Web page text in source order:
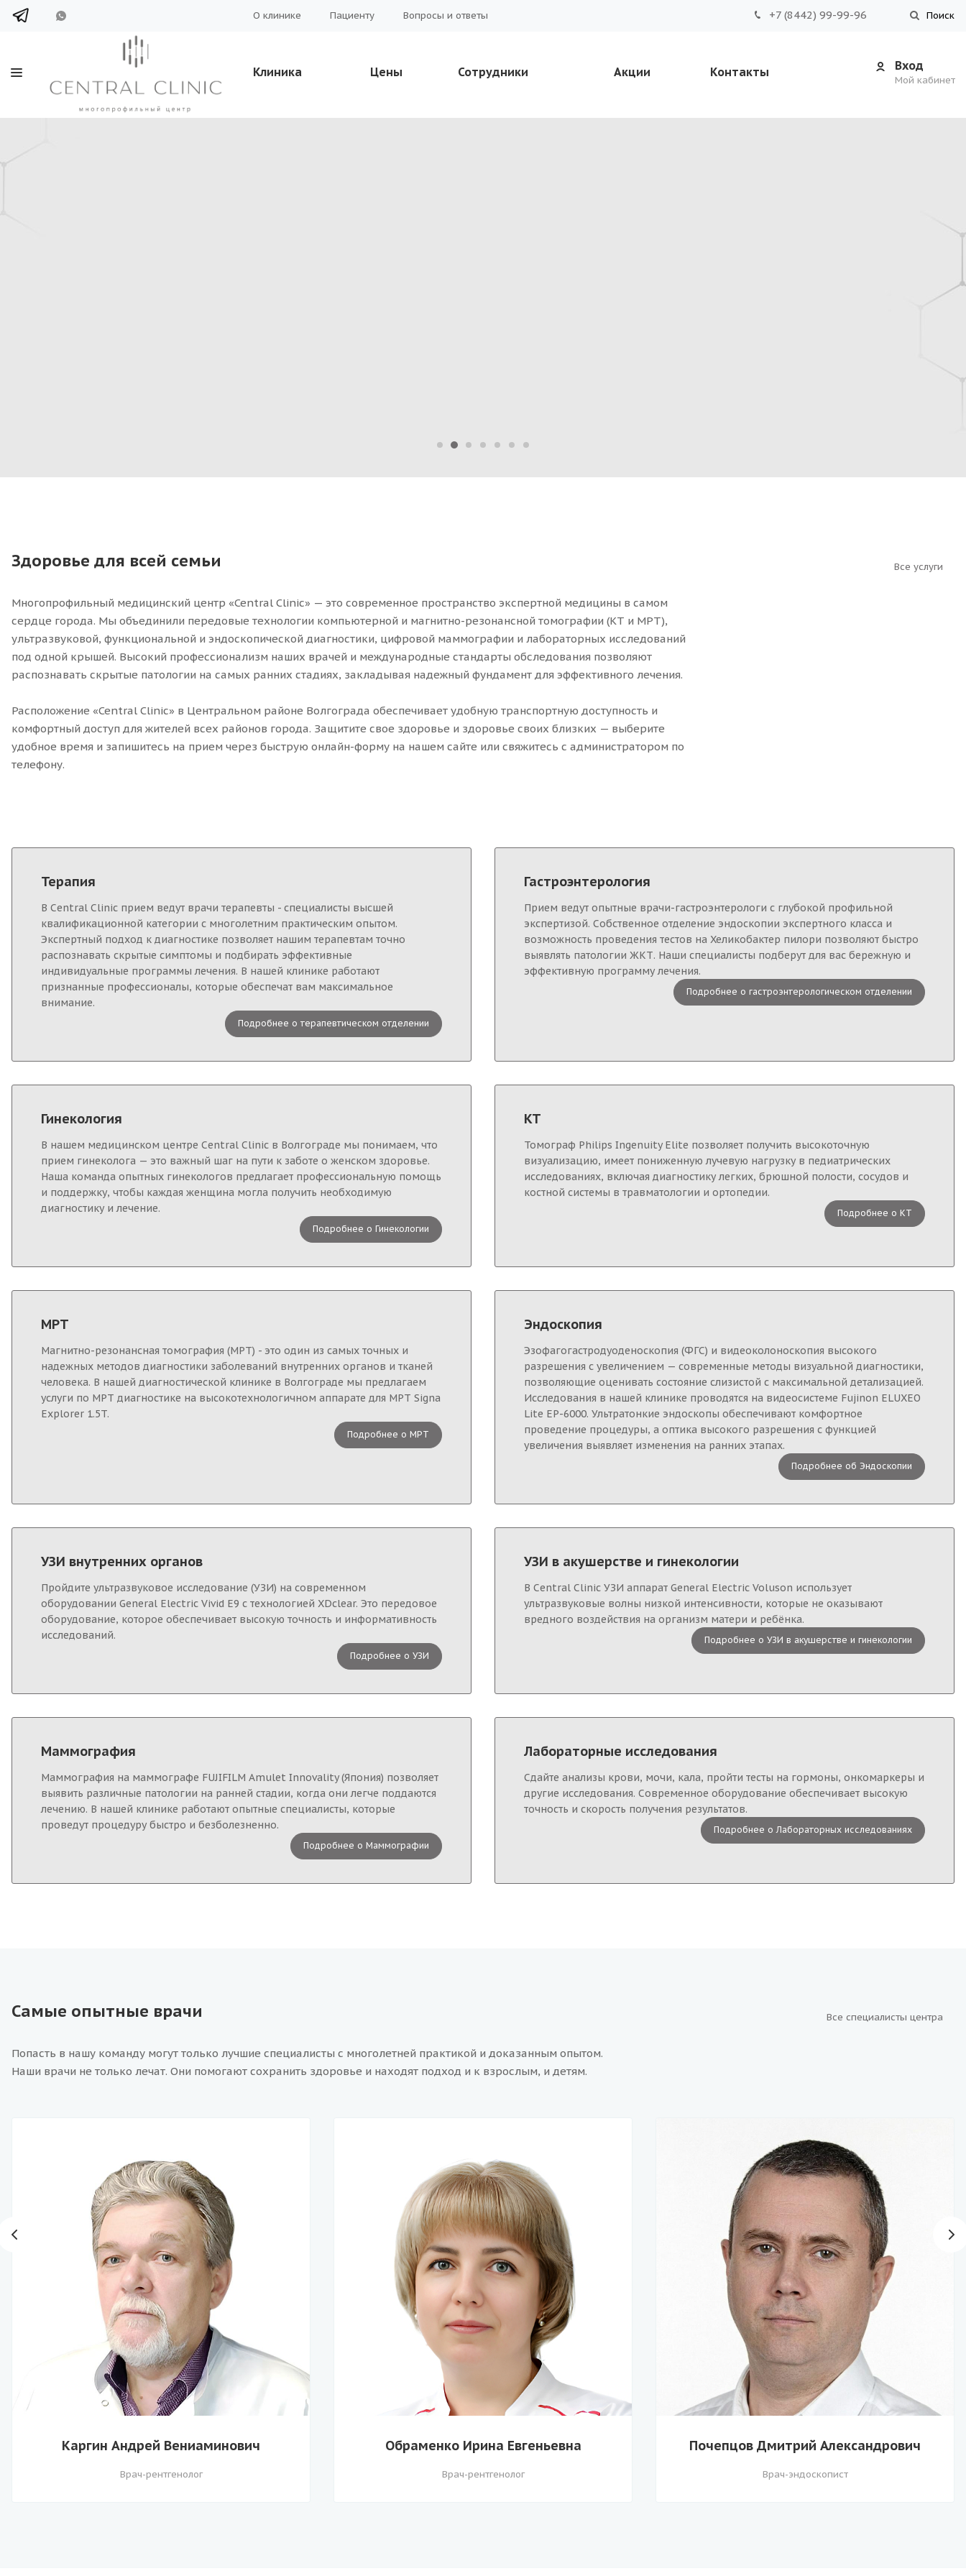
Поиск
О клинике Пациенту Вопросы и ответы +7 (8442) 99-99-96
Вход
Мой кабинет
Клиника Цены Сотрудники Акции Контакты
Все услуги
Здоровье для всей семьи
Многопрофильный медицинский центр «Central Clinic» — это современное пространство экспертной медицины в самом
сердце города. Мы объединили передовые технологии компьютерной и магнитно-резонансной томографии (КТ и МРТ),
ультразвуковой, функциональной и эндоскопической диагностики, цифровой маммографии и лабораторных исследований
под одной крышей. Высокий профессионализм наших врачей и международные стандарты обследования позволяют
распознавать скрытые патологии на самых ранних стадиях, закладывая надежный фундамент для эффективного лечения.
Расположение «Central Clinic» в Центральном районе Волгограда обеспечивает удобную транспортную доступность и
комфортный доступ для жителей всех районов города. Защитите свое здоровье и здоровье своих близких — выберите
удобное время и запишитесь на прием через быструю онлайн-форму на нашем сайте или свяжитесь с администратором по
телефону.
Терапия
В Central Clinic прием ведут врачи терапевты - специалисты высшей
квалификационной категории с многолетним практическим опытом.
Экспертный подход к диагностике позволяет нашим терапевтам точно
распознавать скрытые симптомы и подбирать эффективные
индивидуальные программы лечения. В нашей клинике работают
признанные профессионалы, которые обеспечат вам максимальное
внимание.
Подробнее о терапевтическом отделении
Гастроэнтерология
Прием ведут опытные врачи-гастроэнтерологи с глубокой профильной
экспертизой. Собственное отделение эндоскопии экспертного класса и
возможность проведения тестов на Хеликобактер пилори позволяют быстро
выявлять патологии ЖКТ. Наши специалисты подберут для вас бережную и
эффективную программу лечения.
Подробнее о гастроэнтерологическом отделении
Гинекология
В нашем медицинском центре Central Clinic в Волгограде мы понимаем, что
прием гинеколога — это важный шаг на пути к заботе о женском здоровье.
Наша команда опытных гинекологов предлагает профессиональную помощь
и поддержку, чтобы каждая женщина могла получить необходимую
диагностику и лечение.
Подробнее о Гинекологии
КТ
Томограф Philips Ingenuity Elite позволяет получить высокоточную
визуализацию, имеет пониженную лучевую нагрузку в педиатрических
исследованиях, включая диагностику легких, брюшной полости, сосудов и
костной системы в травматологии и ортопедии.
Подробнее о КТ
МРТ
Магнитно-резонансная томография (МРТ) - это один из самых точных и
надежных методов диагностики заболеваний внутренних органов и тканей
человека. В нашей диагностической клинике в Волгограде мы предлагаем
услуги по МРТ диагностике на высокотехнологичном аппарате для МРТ Signa
Explorer 1.5T.
Подробнее о МРТ
Эндоскопия
Эзофагогастродуоденоскопия (ФГС) и видеоколоноскопия высокого
разрешения с увеличением — современные методы визуальной диагностики,
позволяющие оценивать состояние слизистой с максимальной детализацией.
Исследования в нашей клинике проводятся на видеосистеме Fujinon ELUXEO
Lite EP-6000. Ультратонкие эндоскопы обеспечивают комфортное
проведение процедуры, а оптика высокого разрешения с функцией
увеличения выявляет изменения на ранних этапах.
Подробнее об Эндоскопии
УЗИ внутренних органов
Пройдите ультразвуковое исследование (УЗИ) на современном
оборудовании General Electric Vivid E9 с технологией XDclear. Это передовое
оборудование, которое обеспечивает высокую точность и информативность
исследований.
Подробнее о УЗИ
УЗИ в акушерстве и гинекологии
В Central Clinic УЗИ аппарат General Electric Voluson использует
ультразвуковые волны низкой интенсивности, которые не оказывают
вредного воздействия на организм матери и ребёнка.
Подробнее о УЗИ в акушерстве и гинекологии
Маммография
Маммография на маммографе FUJIFILM Amulet Innovality (Япония) позволяет
выявить различные патологии на ранней стадии, когда они легче поддаются
лечению. В нашей клинике работают опытные специалисты, которые
проведут процедуру быстро и безболезненно.
Подробнее о Маммографии
Лабораторные исследования
Cдайте анализы крови, мочи, кала, пройти тесты на гормоны, онкомаркеры и
другие исследования. Современное оборудование обеспечивает высокую
точность и скорость получения результатов.
Подробнее о Лабораторных исследованиях
Все специалисты центра
Самые опытные врачи
Попасть в нашу команду могут только лучшие специалисты с многолетней практикой и доказанным опытом.
Наши врачи не только лечат. Они помогают сохранить здоровье и находят подход и к взрослым, и детям.
Каргин Андрей Вениаминович
Врач-рентгенолог
Обраменко Ирина Евгеньевна
Врач-рентгенолог
Почепцов Дмитрий Александрович
Врач-эндоскопист